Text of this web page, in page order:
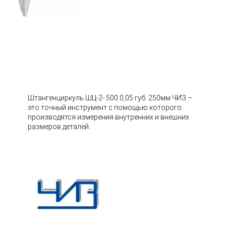
Штангенциркуль ШЦ-2- 500 0,05 губ. 250мм ЧИЗ –
это точный инструмент с помощью которого
производятся измерения внутренних и внешних
размеров деталей.